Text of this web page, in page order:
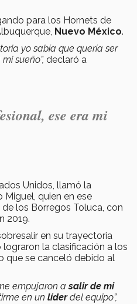
para los Hornets de
Nuevo México.
yo sabía que quería ser
sueño”, declaró a
ese era mi
Unidos, llamó la
quien en ese
los Borregos Toluca, con
2019.
en su trayectoria
la clasificación a los
que se canceló debido al
empujaron asalir de mi
en un líderdel equipo”,